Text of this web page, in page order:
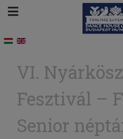
VI.
Fesztivál –
Senior